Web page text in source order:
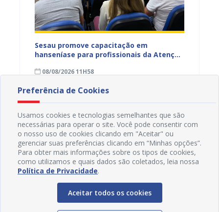
Sesau promove capacitação em
hanseníase para profissionais da Atenção
08/08/2026 11H58
Preferência de Cookies
Usamos cookies e tecnologias semelhantes que são
necessárias para operar o site. Você pode consentir com
o nosso uso de cookies clicando em "Aceitar" ou
gerenciar suas preferências clicando em “Minhas opções”.
Para obter mais informações sobre os tipos de cookies,
como utilizamos e quais dados são coletados, leia nossa
Política de Privacidade.
Aceitar todos os cookies